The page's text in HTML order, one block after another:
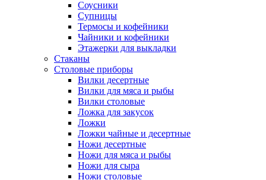
Соусники
Супницы
Термосы и кофейники
Чайники и кофейники
Этажерки для выкладки
Стаканы
Столовые приборы
Вилки десертные
Вилки для мяса и рыбы
Вилки столовые
Ложка для закусок
Ложки
Ложки чайные и десертные
Ножи десертные
Ножи для мяса и рыбы
Ножи для сыра
Ножи столовые